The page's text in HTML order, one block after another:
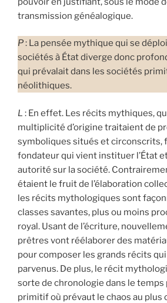
transmission généalogique.
P: La pensée mythique qui se
sociétés à État diverge donc
qui prévalait dans les sociétés
néolithiques.
L : En effet. Les récits mythiques,
multiplicité d’origine traitaient de
symboliques situés et circonscrits,
fondateur qui vient instituer l’État
autorité sur la société.
étaient le fruit de l’élaboration
les récits mythologiques sont
classes savantes, plus ou moins
royal. Usant de l’écriture,
prêtres vont réélaborer des
pour composer les grands récits
parvenus. De plus, le récit
sorte de chronologie dans le temps
primitif où prévaut le chaos au plus